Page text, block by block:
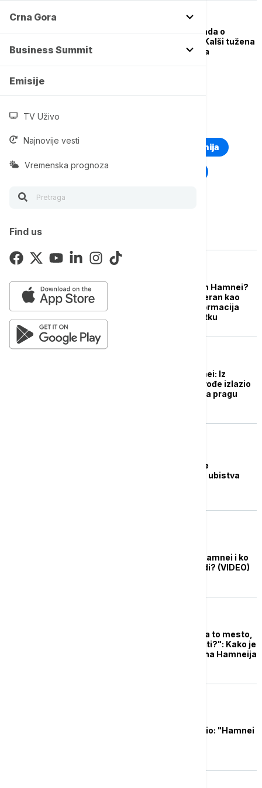
Crna Gora
Business Summit
Emisije
TV Uživo
Najnovije vesti
Vremenska prognoza
Find us
Kontroverza oko opklada o
Hamneiju: Platforma Kalši tužena
zbog 54 miliona dolara
TOP TAGOVI
Euronews Montenegro Kosovo i Metohija
Rat u Ukrajini Kriza na Bliskom istoku
Kako je ubijen ajatolah Hamnei?
Mosad i CIA znali Teheran kao
svoj džep, ključna informacija
stigla u pravom trenutku
Kako je stradao Hamnei: Iz
rezidencije iranskog vođe izlazio
crni dim, Bliski istok na pragu
Putin izrazio saučešće
Pezeškijanu povodom ubistva
Ko je bio ajatolah Ali Hamnei i ko
bi mogao da ga nasledi? (VIDEO)
"Nisam kvalifikovan za to mesto,
kakvo će to vođstvo biti?": Kako je
izgledao izbor ajatolaha Hamneija
Tramp zvanično objavio: "Hamnei